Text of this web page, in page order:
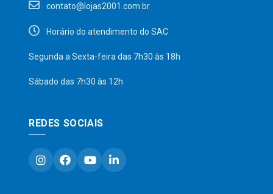
contato@lojas2001.com.br
Horário do atendimento do SAC
Segunda a Sexta-feira das 7h30 às 18h
Sábado das 7h30 às 12h
REDES SOCIAIS